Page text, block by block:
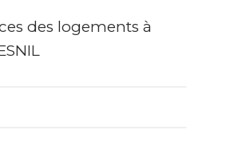
des logements à